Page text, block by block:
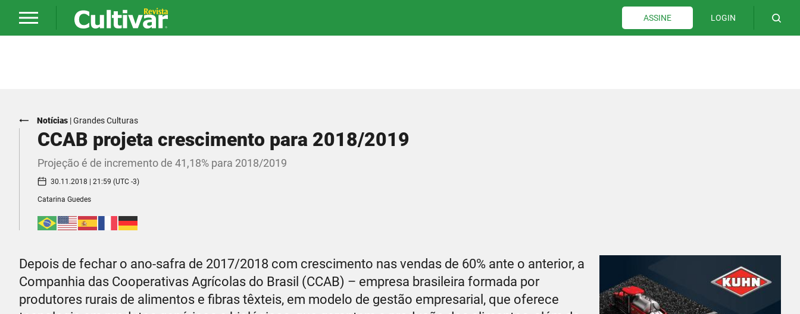
ASSINE LOGIN
Notícias |Grandes Culturas
CCAB projeta crescimento para 2018/2019
Projeção é de incremento de 41,18% para 2018/2019
30.11.2018 | 21:59 (UTC -3)
Catarina Guedes
Depois de fechar o ano-safra de 2017/2018 com crescimento nas vendas de 60% ante o anterior, a
Companhia das Cooperativas Agrícolas do Brasil (CCAB) – empresa brasileira formada por
produtores rurais de alimentos e fibras têxteis, em modelo de gestão empresarial, que oferece